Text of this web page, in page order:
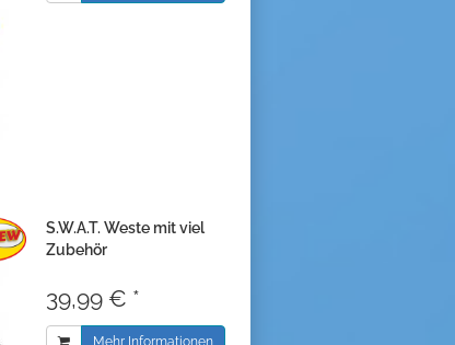
S.W.A.T. Weste mit viel
Zubehör
39,99 € *
Mehr Informationen